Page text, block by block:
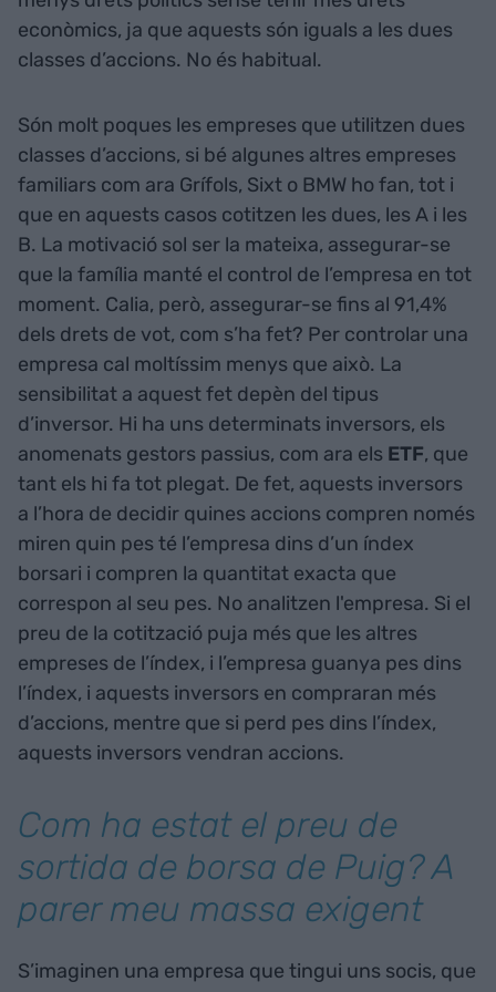
econòmics, ja que aquests són iguals a les dues
classes d’accions. No és habitual.
Són molt poques les empreses que utilitzen dues
classes d’accions, si bé algunes altres empreses
familiars com ara Grífols, Sixt o BMW ho fan, tot i
que en aquests casos cotitzen les dues, les A i les
B. La motivació sol ser la mateixa, assegurar-se
que la família manté el control de l’empresa en tot
moment. Calia, però, assegurar-se fins al 91,4%
dels drets de vot, com s’ha fet? Per controlar una
empresa cal moltíssim menys que això. La
sensibilitat a aquest fet depèn del tipus
d’inversor. Hi ha uns determinats inversors, els
anomenats gestors passius, com ara els ETF, que
tant els hi fa tot plegat. De fet, aquests inversors
a l’hora de decidir quines accions compren només
miren quin pes té l’empresa dins d’un índex
borsari i compren la quantitat exacta que
correspon al seu pes. No analitzen l'empresa. Si el
preu de la cotització puja més que les altres
empreses de l’índex, i l’empresa guanya pes dins
l’índex, i aquests inversors en compraran més
d’accions, mentre que si perd pes dins l’índex,
aquests inversors vendran accions.
Com ha estat el preu de
sortida de borsa de Puig? A
parer meu massa exigent
S’imaginen una empresa que tingui uns socis, que